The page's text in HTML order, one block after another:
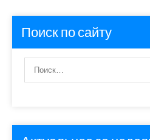
Поиск по сайту